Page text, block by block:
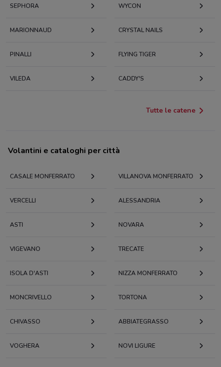
SEPHORA WYCON
MARIONNAUD CRYSTAL NAILS
PINALLI FLYING TIGER
VILEDA CADDY'S
Tutte le catene
Volantini e cataloghi per città
CASALE MONFERRATO VILLANOVA MONFERRATO
VERCELLI ALESSANDRIA
ASTI NOVARA
VIGEVANO TRECATE
ISOLA D'ASTI NIZZA MONFERRATO
MONCRIVELLO TORTONA
CHIVASSO ABBIATEGRASSO
VOGHERA NOVI LIGURE